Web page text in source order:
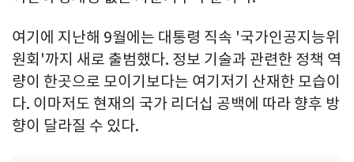
여기에 지난해 9월에는 대통령 직속 '국가인공지능위
원회'까지 새로 출범했다. 정보 기술과 관련한 정책 역
량이 한곳으로 모이기보다는 여기저기 산재한 모습이
다. 이마저도 현재의 국가 리더십 공백에 따라 향후 방
향이 달라질 수 있다.